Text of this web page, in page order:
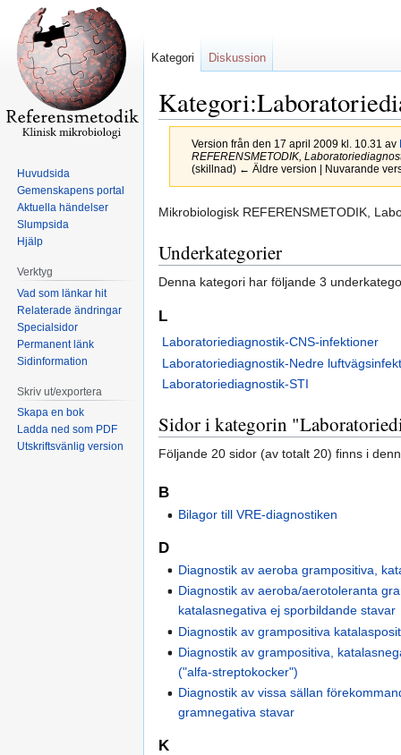
Version från den 17 april 2009 kl. 10.31 av
REFERENSMETODIK,
(skillnad) ← Äldre version | Nuvarande
Hoppa
navigering
Hoppa
sök
Mikrobiologisk REFERENSMETODIK,
Underkategorier
Denna kategori har följande 3
L
Laboratoriediagnostik-CNS-infektioner
Laboratoriediagnostik-Nedre
Laboratoriediagnostik-STI
Sidor i kategorin
Följande 20 sidor (av totalt 20) finns i
B
Bilagor till VRE-diagnostiken
D
Diagnostik av aeroba grampositiva,
Diagnostik av aeroba/aerotoleranta
katalasnegativa ej sporbildande stavar
Diagnostik av grampositiva
Diagnostik av grampositiva,
("alfa-streptokocker")
Diagnostik av vissa sällan
gramnegativa stavar
K
Kategori Diskussion
Huvudsida
Gemenskapens portal
Aktuella händelser
Slumpsida
Hjälp
Verktyg
Vad som länkar hit
Relaterade ändringar
Specialsidor
Permanent länk
Sidinformation
Skriv ut/exportera
Skapa en bok
Ladda ned som PDF
Utskriftsvänlig version